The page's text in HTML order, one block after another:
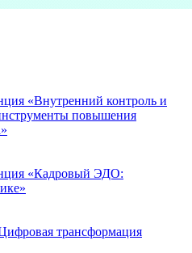
«Внутренний контроль и
повышения
«Кадровый ЭДО:
трансформация